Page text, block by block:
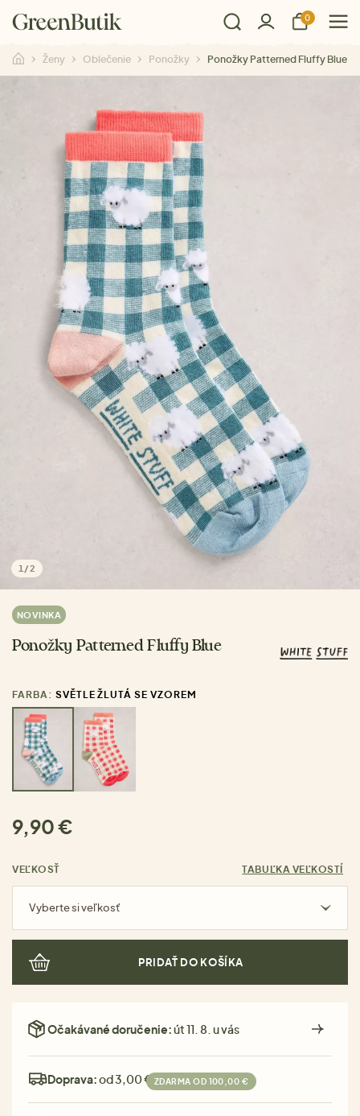
0
Ženy Oblečenie Ponožky Ponožky Patterned Fluffy Blue
1 /2
NOVINKA
Ponožky Patterned Fluffy Blue
FARBA: SVĚTLE ŽLUTÁ SE VZOREM
9,90 €
VEĽKOSŤ TABUĽKA VEĽKOSTÍ
Vyberte si veľkosť
PRIDAŤ DO KOŠÍKA
Očakávané doručenie:út 11. 8. u vás
Doprava:od 3,00 € ZDARMA OD 100,00 €